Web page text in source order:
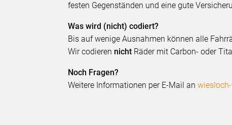
festen Gegenständen und eine gute
Was wird (nicht) codiert?
Bis auf wenige Ausnahmen können alle
Wir codieren nicht Räder mit Carbon- oder
Noch Fragen?
Weitere Informationen per E-Mail an